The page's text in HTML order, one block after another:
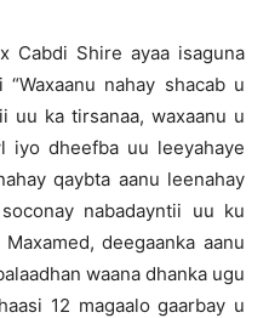
Cabdi Shire ayaa isaguna
nahay shacab u
uu ka tirsanaa, waxaanu u
iyo dheefba uu leeyahaye
qaybta aanu leenahay
nabadayntii uu ku
deegaanka aanu
waana dhanka ugu
12 magaalo gaarbay u